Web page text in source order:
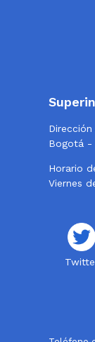
Bogotá -
Horario
Viernes